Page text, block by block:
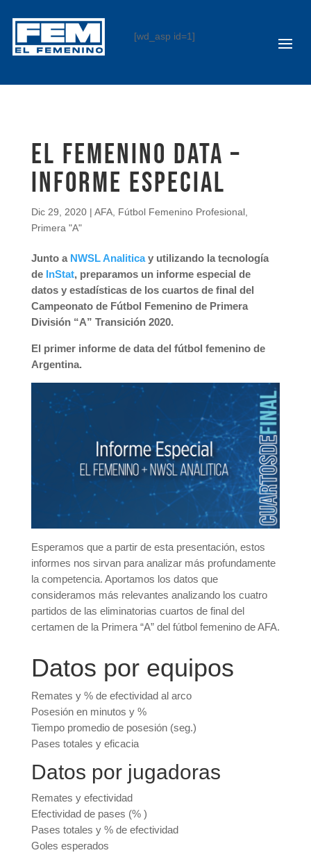
[wd_asp id=1]
El Femenino DATA –
Informe especial
Dic 29, 2020| AFA, Fútbol Femenino Profesional,
Primera "A"
Junto a NWSL Analiticay utilizando la tecnología
deInStat, preparamos un informe especial de
datos y estadísticas de los cuartos de final del
Campeonato de Fútbol Femenino de Primera
División “A” Transición 2020.
El primer informe de data del fútbol femenino de
Argentina.
Esperamos que a partir de esta presentación, estos
informes nos sirvan para analizar más profundamente
la competencia. Aportamos los datos que
consideramos más relevantes analizando los cuatro
partidos de las eliminatorias cuartos de final del
certamen de la Primera “A” del fútbol femenino de AFA.
Datos por equipos
Remates y % de efectividad al arco
Posesión en minutos y %
Tiempo promedio de posesión (seg.)
Pases totales y eficacia
Datos por jugadoras
Remates y efectividad
Efectividad de pases (% )
Pases totales y % de efectividad
Goles esperados